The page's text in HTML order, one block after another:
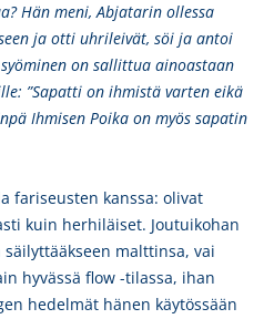
Hän meni, Abjatarin ollessa
ja otti uhrileivät, söi ja antoi
on sallittua ainoastaan
”Sapatti on ihmistä varten eikä
Ihmisen Poika on myös sapatin
fariseusten kanssa: olivat
kuin herhiläiset. Joutuikohan
malttinsa, vai
hyvässä flow -tilassa, ihan
hedelmät hänen käytössään